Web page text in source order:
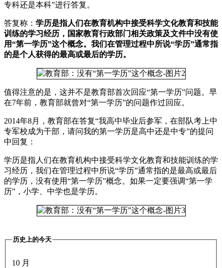
专科还是本科”进行答复。
答复称： 学历是指人们在教育机构中接受科学文化教育和技能
训练的学习经历，国家教育行政部门相关政策及文件中没有使
用“第一学历”这个概念。我们在管理过程中所说“学历”通常指
的是个人获得的最高或最后的学历。
值得注意的是，这并不是教育部首次回应“第一学历”问题。早
在7年前，教育部就曾对“第一学历”的问题作过回应。
2014年8月，教育部在答复“我高中毕业后参军，在部队考上中
专军校成为干部，请问我的第一学历是高中还是中专”的提问
中回复：
学历是指人们在教育机构中接受科学文化教育和技能训练的学
习经历，我们在管理过程中所说“学历”通常指的是最高或最后
的学历，没有使用“第一学历”概念。如果一定要强调“第一学
历”，小学、中学也是学历。
历史上的今天
10 月